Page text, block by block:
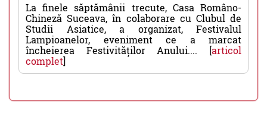
La finele săptămânii trecute, Casa Româno-
Chineză Suceava, în colaborare cu Clubul de
Studii Asiatice, a organizat, Festivalul
Lampioanelor, eveniment ce a marcat
încheierea Festivităților Anului.... [articol
complet]